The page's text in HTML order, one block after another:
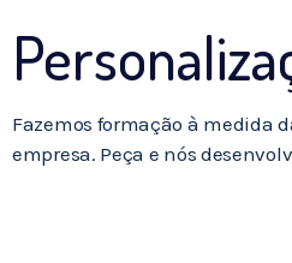
Fazemos formação à medida
empresa. Peça e nós